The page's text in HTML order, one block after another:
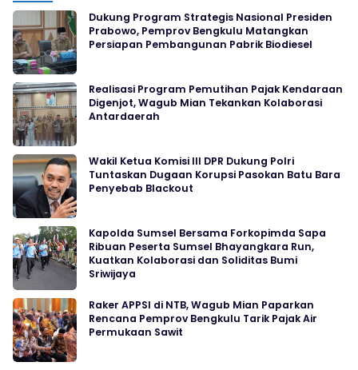
Dukung Program Strategis Nasional Presiden
Prabowo, Pemprov Bengkulu Matangkan
Persiapan Pembangunan Pabrik Biodiesel
Realisasi Program Pemutihan Pajak Kendaraan
Digenjot, Wagub Mian Tekankan Kolaborasi
Antardaerah
Wakil Ketua Komisi III DPR Dukung Polri
Tuntaskan Dugaan Korupsi Pasokan Batu Bara
Penyebab Blackout
Kapolda Sumsel Bersama Forkopimda Sapa
Ribuan Peserta Sumsel Bhayangkara Run,
Kuatkan Kolaborasi dan Soliditas Bumi
Sriwijaya
Raker APPSI di NTB, Wagub Mian Paparkan
Rencana Pemprov Bengkulu Tarik Pajak Air
Permukaan Sawit